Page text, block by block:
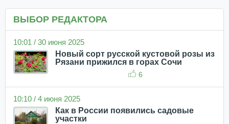
ВЫБОР РЕДАКТОРА
10:01 / 30 июня 2025
Новый сорт русской кустовой розы из
Рязани прижился в горах Сочи
6
10:10 / 4 июня 2025
Как в России появились садовые
участки